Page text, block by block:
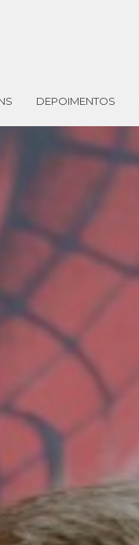
DEPOIMENTOS